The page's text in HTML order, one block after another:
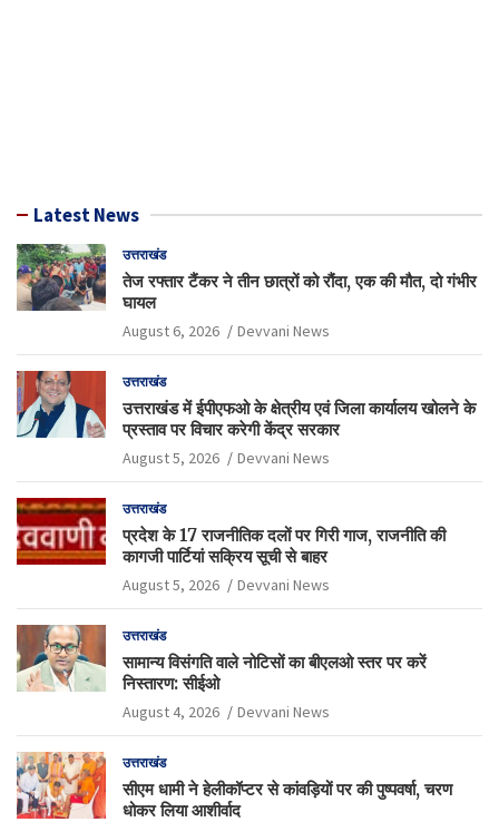
Latest News
उत्तराखंड
तेज रफ्तार टैंकर ने तीन छात्रों को रौंदा, एक की मौत, दो गंभीर
घायल
August 6, 2026 Devvani News
उत्तराखंड
उत्तराखंड में ईपीएफओ के क्षेत्रीय एवं जिला कार्यालय खोलने के
प्रस्ताव पर विचार करेगी केंद्र सरकार
August 5, 2026 Devvani News
उत्तराखंड
प्रदेश के 17 राजनीतिक दलों पर गिरी गाज, राजनीति की
कागजी पार्टियां सक्रिय सूची से बाहर
August 5, 2026 Devvani News
उत्तराखंड
सामान्य विसंगति वाले नोटिसों का बीएलओ स्तर पर करें
निस्तारण: सीईओ
August 4, 2026 Devvani News
उत्तराखंड
सीएम धामी ने हेलीकॉप्टर से कांवड़ियों पर की पुष्पवर्षा, चरण
धोकर लिया आशीर्वाद